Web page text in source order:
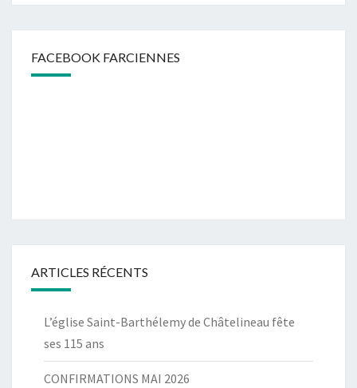
FACEBOOK FARCIENNES
ARTICLES RÉCENTS
L’église Saint-Barthélemy de Châtelineau fête
ses 115 ans
CONFIRMATIONS MAI 2026